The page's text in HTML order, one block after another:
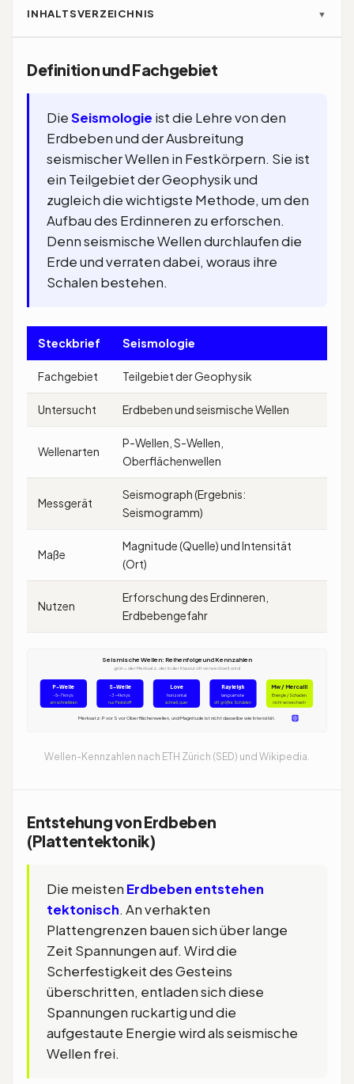
INHALTSVERZEICHNIS ▼
Definition und Fachgebiet
DieSeismologie ist die Lehre von den
Erdbeben und der Ausbreitung
seismischer Wellen in Festkörpern. Sie ist
ein Teilgebiet der Geophysik und
zugleich die wichtigste Methode, um den
Aufbau des Erdinneren zu erforschen.
Denn seismische Wellen durchlaufen die
Erde und verraten dabei, woraus ihre
Schalen bestehen.
Steckbrief Seismologie
Fachgebiet Teilgebiet der Geophysik
Untersucht Erdbeben und seismische Wellen
Wellenarten
P-Wellen, S-Wellen,
Oberflächenwellen
Messgerät
Seismograph (Ergebnis:
Seismogramm)
Maße
Magnitude (Quelle) und Intensität
(Ort)
Nutzen
Erforschung des Erdinneren,
Erdbebengefahr
Seismische Wellen: Reihenfolge und Kennzahlen
grün = der Merksatz, der in der Klausur oft verwechselt wird
P-Welle
~5-7 km/s
am schnellsten
S-Welle
~3-4 km/s
nur Feststoff
Love
horizontal
schnell, quer
Rayleigh
langsamste
oft größte Schäden
Mw / Mercalli
Energie / Schaden
nicht verwechseln
Merksatz: P vor S vor Oberflächenwellen, und Magnitude ist nicht dasselbe wie Intensität.
Wellen-Kennzahlen nach ETH Zürich (SED) und Wikipedia.
Entstehung von Erdbeben
(Plattentektonik)
Die meisten Erdbeben entstehen
tektonisch. An verhakten
Plattengrenzen bauen sich über lange
Zeit Spannungen auf. Wird die
Scherfestigkeit des Gesteins
überschritten, entladen sich diese
Spannungen ruckartig und die
aufgestaute Energie wird als seismische
Wellen frei.